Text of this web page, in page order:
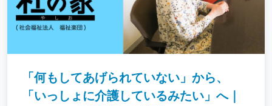
「何もしてあげられていない」から、
「いっしょに介護しているみたい」へ｜